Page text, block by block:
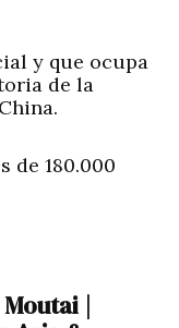
y que ocupa
de la
de 180.000
|